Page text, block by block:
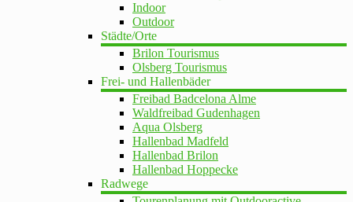
Indoor
Outdoor
Städte/Orte
Brilon Tourismus
Olsberg Tourismus
Frei- und Hallenbäder
Freibad Badcelona Alme
Waldfreibad Gudenhagen
Aqua Olsberg
Hallenbad Madfeld
Hallenbad Brilon
Hallenbad Hoppecke
Radwege